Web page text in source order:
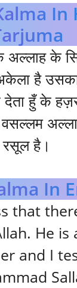
In
अल्लाह के
है
देता हुँ के
वसल्लम
है।
In
that
He is
and I